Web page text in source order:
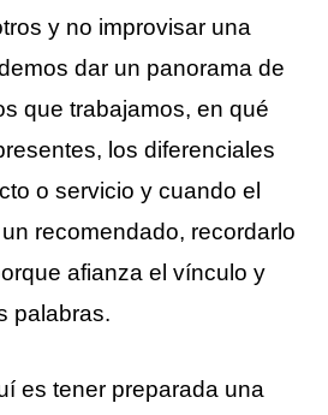
y no improvisar una
dar un panorama de
que trabajamos, en qué
los diferenciales
o servicio y cuando el
recomendado, recordarlo
afianza el vínculo y
palabras.
es tener preparada una